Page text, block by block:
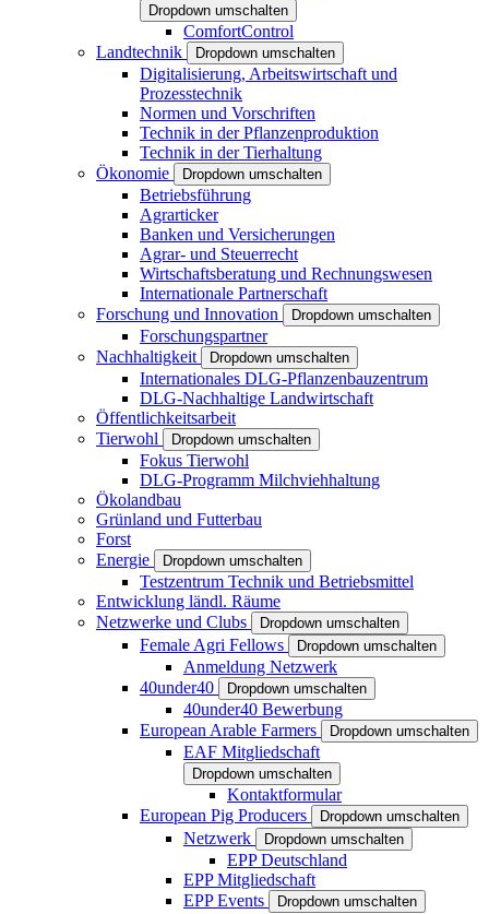
Dropdown umschalten
ComfortControl
Landtechnik
Dropdown umschalten
Digitalisierung, Arbeitswirtschaft und
Prozesstechnik
Normen und Vorschriften
Technik in der Pflanzenproduktion
Technik in der Tierhaltung
Ökonomie
Dropdown umschalten
Betriebsführung
Agrarticker
Banken und Versicherungen
Agrar- und Steuerrecht
Wirtschaftsberatung und Rechnungswesen
Internationale Partnerschaft
Forschung und Innovation
Dropdown umschalten
Forschungspartner
Nachhaltigkeit
Dropdown umschalten
Internationales DLG-Pflanzenbauzentrum
DLG-Nachhaltige Landwirtschaft
Öffentlichkeitsarbeit
Tierwohl
Dropdown umschalten
Fokus Tierwohl
DLG-Programm Milchviehhaltung
Ökolandbau
Grünland und Futterbau
Forst
Energie
Dropdown umschalten
Testzentrum Technik und Betriebsmittel
Entwicklung ländl. Räume
Netzwerke und Clubs
Dropdown umschalten
Female Agri Fellows Dropdown umschalten
Anmeldung Netzwerk
40under40
Dropdown umschalten
40under40 Bewerbung
European Arable Farmers
Dropdown umschalten
EAF Mitgliedschaft
Dropdown umschalten
Kontaktformular
European Pig Producers
Dropdown umschalten
Netzwerk Dropdown umschalten
EPP Deutschland
EPP Mitgliedschaft
EPP Events
Dropdown umschalten